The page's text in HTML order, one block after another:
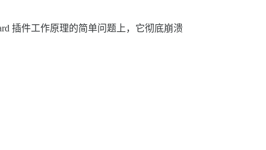
插件工作原理的简单问题上，它彻底崩溃